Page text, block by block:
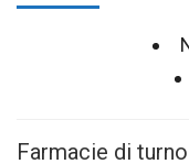
Farmacie di turno